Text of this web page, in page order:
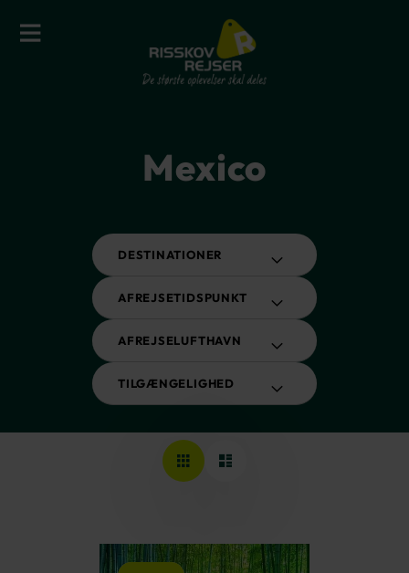
Mexico
DESTINATIONER
AFREJSETIDSPUNKT
AFREJSELUFTHAVN
TILGÆNGELIGHED